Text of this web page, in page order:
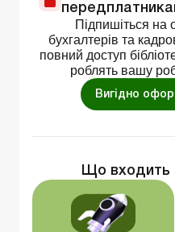
Підпишіться на
бухгалтерів та
повний доступ
роблять вашу
Вигідно
Що входить